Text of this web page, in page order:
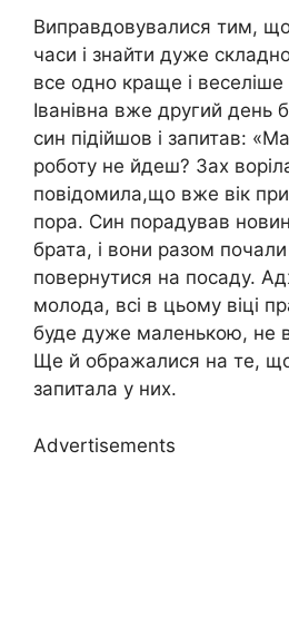
Виправдовувалися тим, що
часи і знайти дуже
все одно краще і
Іванівна вже другий день
син підійшов і запитав:
роботу не йдеш? Зах
повідомила,що вже вік
пора. Син порадував
брата, і вони разом
повернутися на посаду.
молода, всі в цьому віці
буде дуже маленькою, не
Ще й ображалися на те,
запитала у них.
Advertisements